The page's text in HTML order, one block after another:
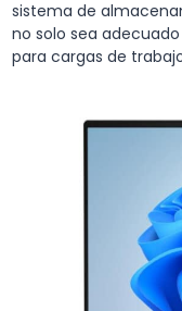
sistema de
no solo sea
para cargas de